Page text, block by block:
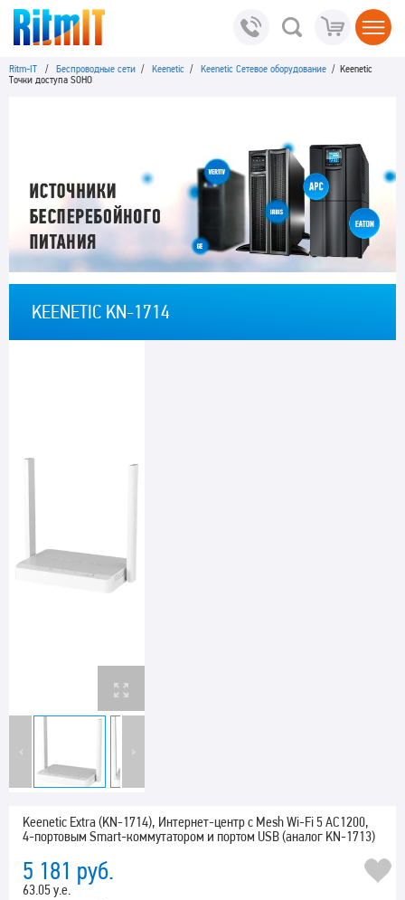
Ritm-IT / Беспроводные сети / Keenetic / Keenetic Сетевое оборудование / Keenetic
Точки доступа SOHO
KEENETIC KN-1714
Keenetic Extra (KN-1714), Интернет-центр с Mesh Wi-Fi 5 AC1200,
4-портовым Smart-коммутатором и портом USB (аналог KN-1713)
5 181 руб.
63.05 у.е.